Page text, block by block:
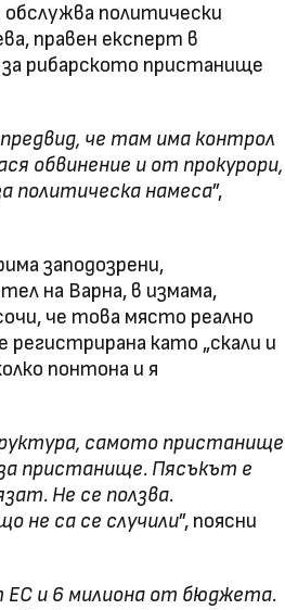
политически
правен експерт в
рибарското пристанище
че там има контрол
обвинение и от прокурори,
политическа намеса”,
заподозрени,
на Варна, в измама,
че това място реално
като „скали и
понтона и я
самото пристанище
пристанище. Пясъкът е
Не се ползва.
не са се случили”, поясни
ЕС и 6 милиона от бюджета.